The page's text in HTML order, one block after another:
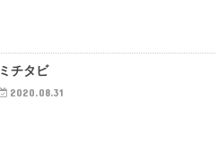
ミチタビ
2020.08.31